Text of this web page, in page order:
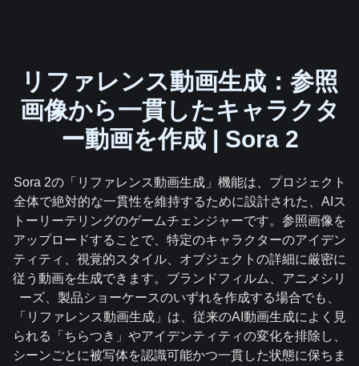
リファレンス動画生成：参照
画像から一貫したキャラクタ
ー動画を作成 | Sora 2
Sora 2の「リファレンス動画生成」機能は、プロジェクト
全体で絶対的な一貫性を維持するために設計された、AIス
トーリーテリングのゲームチェンジャーです。参照画像を
アップロードすることで、特定のキャラクターのアイデン
ティティ、視覚的スタイル、オブジェクトの詳細に厳密に
従う動画を生成できます。ブランドフィルム、アニメシリ
ーズ、製品ショーケースのいずれを作成する場合でも、
「リファレンス動画生成」は、従来のAI動画生成によく見
られる「ちらつき」やアイデンティティの変化を排除し、
シーンごとに被写体を認識可能かつ一貫した状態に保ちま